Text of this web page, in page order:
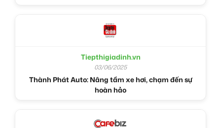
Tiepthigiadinh.vn
03/06/2025
Thành Phát Auto: Nâng tầm xe hơi, chạm đến sự
hoàn hảo